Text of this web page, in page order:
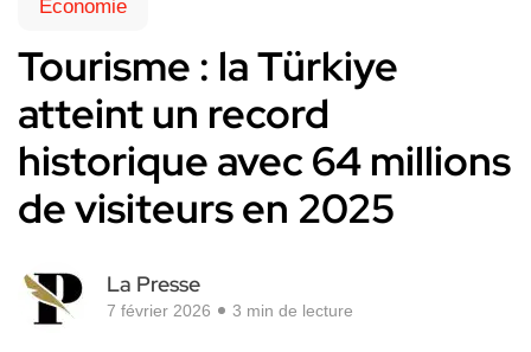
Economie
Tourisme : la Türkiye
atteint un record
historique avec 64 millions
de visiteurs en 2025
La Presse
7 février 2026 3 min de lecture